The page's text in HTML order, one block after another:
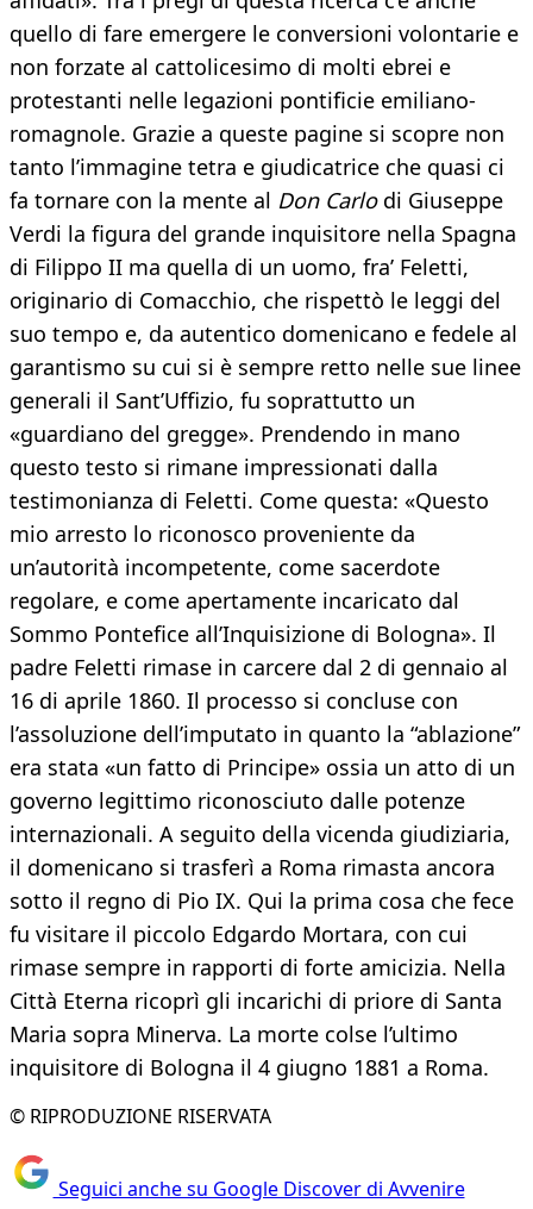
quello di fare emergere le conversioni volontarie e
non forzate al cattolicesimo di molti ebrei e
protestanti nelle legazioni pontificie emiliano-
romagnole. Grazie a queste pagine si scopre non
tanto l’immagine tetra e giudicatrice che quasi ci
fa tornare con la mente al Don Carlodi Giuseppe
Verdi la figura del grande inquisitore nella Spagna
di Filippo II ma quella di un uomo, fra’ Feletti,
originario di Comacchio, che rispettò le leggi del
suo tempo e, da autentico domenicano e fedele al
garantismo su cui si è sempre retto nelle sue linee
generali il Sant’Uffizio, fu soprattutto un
«guardiano del gregge». Prendendo in mano
questo testo si rimane impressionati dalla
testimonianza di Feletti. Come questa: «Questo
mio arresto lo riconosco proveniente da
un’autorità incompetente, come sacerdote
regolare, e come apertamente incaricato dal
Sommo Pontefice all’Inquisizione di Bologna». Il
padre Feletti rimase in carcere dal 2 di gennaio al
16 di aprile 1860. Il processo si concluse con
l’assoluzione dell’imputato in quanto la “ablazione”
era stata «un fatto di Principe» ossia un atto di un
governo legittimo riconosciuto dalle potenze
internazionali. A seguito della vicenda giudiziaria,
il domenicano si trasferì a Roma rimasta ancora
sotto il regno di Pio IX. Qui la prima cosa che fece
fu visitare il piccolo Edgardo Mortara, con cui
rimase sempre in rapporti di forte amicizia. Nella
Città Eterna ricoprì gli incarichi di priore di Santa
Maria sopra Minerva. La morte colse l’ultimo
inquisitore di Bologna il 4 giugno 1881 a Roma.
© RIPRODUZIONE RISERVATA
Seguici anche su Google Discover di Avvenire